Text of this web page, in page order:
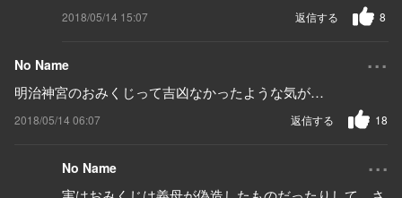
2018/05/14 15:07 8
返信する
No Name ...
明治神宮のおみくじって吉凶なかったような気が…
2018/05/14 06:07 18
返信する
No Name ...